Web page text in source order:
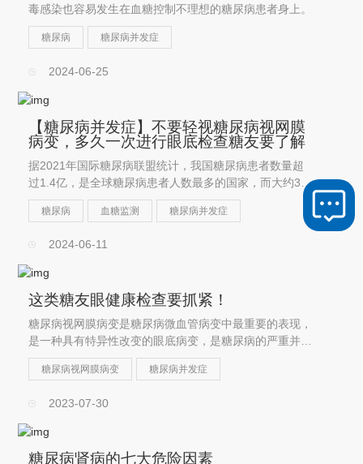
毒感染也容易发生在血糖控制不理想的糖尿病患者身上。
糖尿病 糖尿病并发症
2024-06-25
【糖尿病并发症】不要轻视糖尿病视网膜
病变，多久一次进行眼底检查糖友要了解
据2021年国际糖尿病联盟统计，我国糖尿病患者数量超
过1.4亿，是全球糖尿病患者人数最多的国家，而大约3名
糖尿病患者中，就有一名糖尿病视网膜病变患者。
糖尿病 血糖监测 糖尿病并发症
2024-06-11
这类糖友眼健康检查要抓紧！
糖尿病视网膜病变是糖尿病微血管病变中最重要的表现，
是一种具有特异性改变的眼底病变，是糖尿病的严重并发
症之一
糖尿病视网膜病变 糖尿病并发症
2023-07-30
糖尿病肾病的七大危险因素